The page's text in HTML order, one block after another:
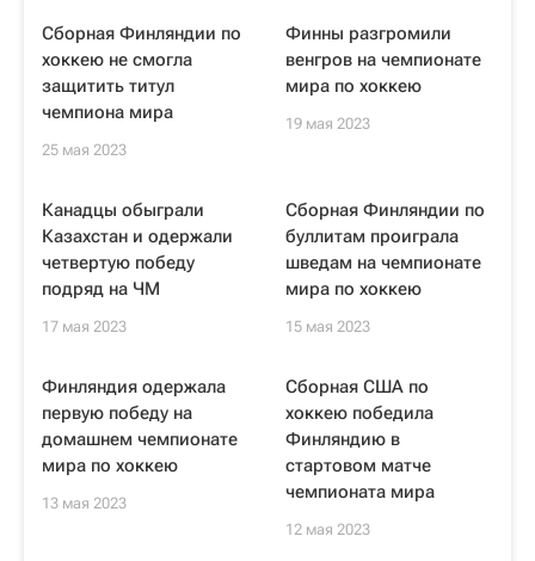
Сборная Финляндии по
хоккею не смогла
защитить титул
чемпиона мира
25 мая 2023
Финны разгромили
венгров на чемпионате
мира по хоккею
19 мая 2023
Канадцы обыграли
Казахстан и одержали
четвертую победу
подряд на ЧМ
17 мая 2023
Сборная Финляндии по
буллитам проиграла
шведам на чемпионате
мира по хоккею
15 мая 2023
Финляндия одержала
первую победу на
домашнем чемпионате
мира по хоккею
13 мая 2023
Сборная США по
хоккею победила
Финляндию в
стартовом матче
чемпионата мира
12 мая 2023